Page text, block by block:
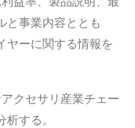
と事業内容ととも
ヤーに関する情報を
クセサリ産業チェー
する。